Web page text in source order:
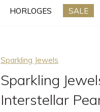
HORLOGES SALE
Sparkling Jewels
Sparkling
Interstellar